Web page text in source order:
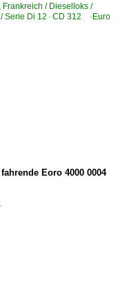
, Frankreich / Dieselloks /
Serie Di 12 · CD 312 ·Euro
Eoro 4000 0004